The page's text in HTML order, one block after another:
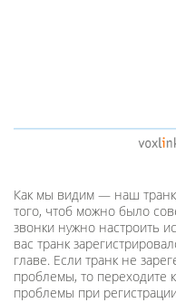
Как мы видим — наш
того, чтоб можно было
звонки нужно настроить
вас транк
главе. Если транк не
проблемы, то переходите
проблемы при